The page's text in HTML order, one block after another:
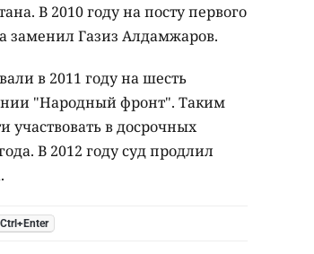
В 2010 году на посту первого
заменил Газиз Алдамжаров.
в 2011 году на шесть
"Народный фронт". Таким
в досрочных
В 2012 году суд продлил
Ctrl+Enter